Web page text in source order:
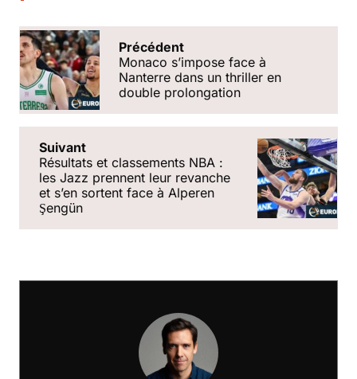
Précédent
Monaco s’impose face à
Nanterre dans un thriller en
double prolongation
Suivant
Résultats et classements NBA :
les Jazz prennent leur revanche
et s’en sortent face à Alperen
Şengün